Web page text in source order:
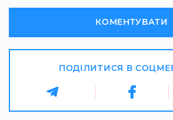
КОМЕНТУВАТИ
ПОДІЛИТИСЯ В